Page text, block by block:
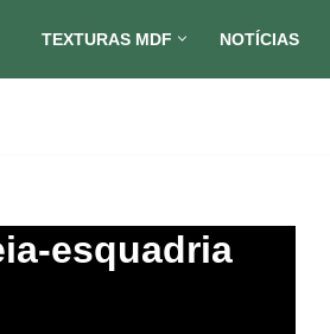
TEXTURAS MDF NOTÍCIAS
esquadria